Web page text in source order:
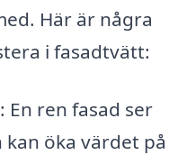
Här är några
i fasadtvätt:
ren fasad ser
öka värdet på